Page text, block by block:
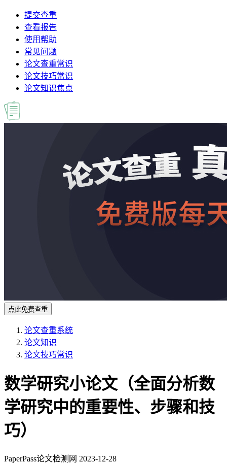
提交查重
查看报告
使用帮助
常见问题
论文查重常识
论文技巧常识
论文知识焦点
点此免费查重
论文查重系统
论文知识
论文技巧常识
数学研究小论文（全面分析数
学研究中的重要性、步骤和技
巧）
PaperPass论文检测网 2023-12-28